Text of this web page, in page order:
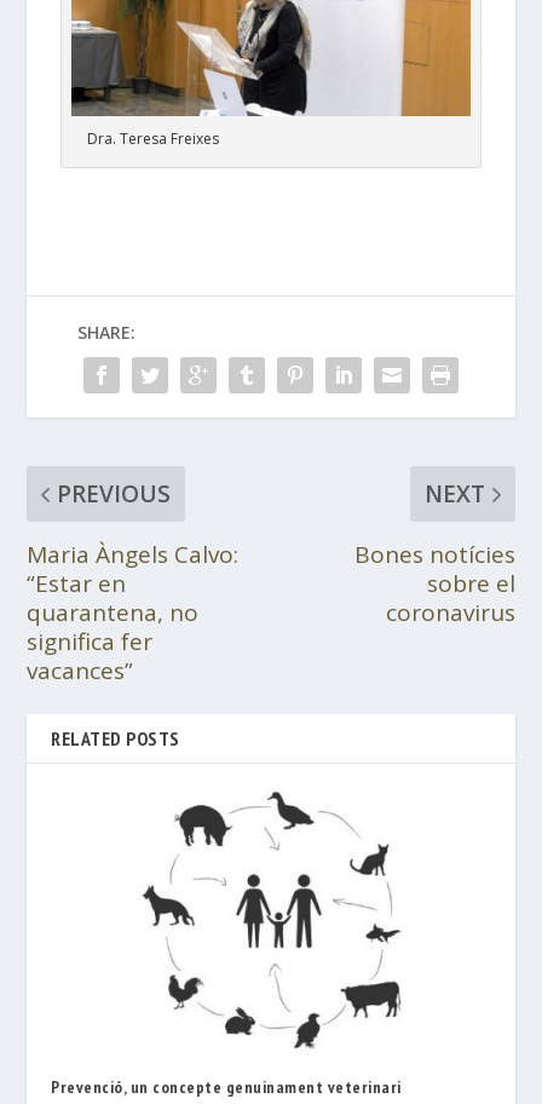
Dra. Teresa Freixes
SHARE:
PREVIOUS
Maria Àngels Calvo:
“Estar en
quarantena, no
significa fer
vacances”
NEXT
Bones notícies
sobre el
coronavirus
RELATED POSTS
Prevenció, un concepte genuinament veterinari